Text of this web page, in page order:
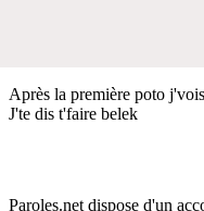
Après la première poto
J'te dis t'faire belek
Paroles.net dispose d'un